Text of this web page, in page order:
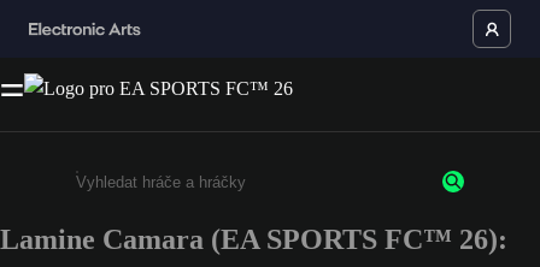
Enter a minimum of 3 characters or numbers
Lamine Camara (EA SPORTS FC™ 26):